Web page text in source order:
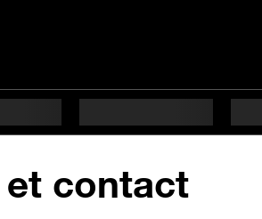
contact